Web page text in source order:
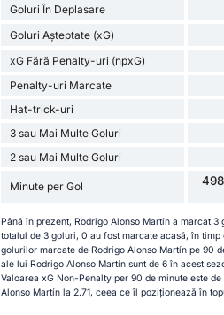
Goluri În Deplasare
Goluri Așteptate (xG)
xG Fără Penalty-uri (npxG)
Penalty-uri Marcate
Hat-trick-uri
3 sau Mai Multe Goluri
2 sau Mai Multe Goluri
Minute per Gol
Până în prezent, Rodrigo Alonso Martín a marcat
totalul de 3 goluri, 0 au fost marcate acasă, în
golurilor marcate de Rodrigo Alonso Martín pe 90
ale lui Rodrigo Alonso Martín sunt de 6 în acest
Valoarea xG Non-Penalty per 90 de minute este
Alonso Martín la 2.71, ceea ce îl poziționează în